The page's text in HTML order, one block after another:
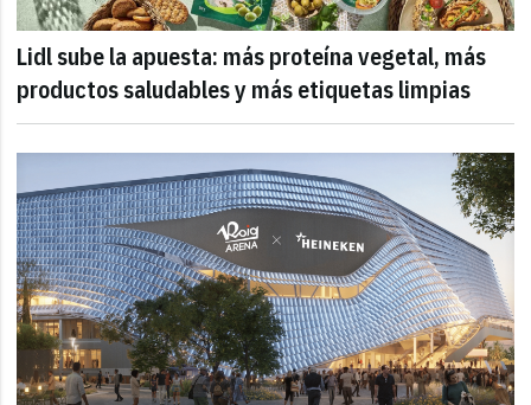
Lidl sube la apuesta: más proteína vegetal, más
productos saludables y más etiquetas limpias